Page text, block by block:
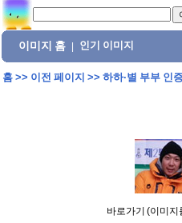
이미지 홈 인기 이미지
홈>> 이전 페이지 >> 하하·별 부부 인
바로가기 (이미지